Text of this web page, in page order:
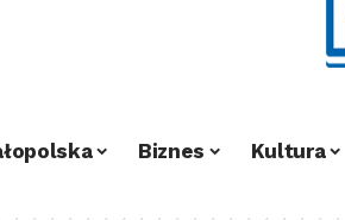
Biznes Kultura